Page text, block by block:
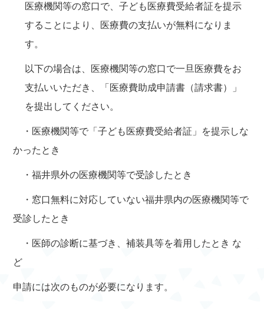
医療機関等の窓口で、子ども医療費受給者証を提示
することにより、医療費の支払いが無料になりま
す。
以下の場合は、医療機関等の窓口で一旦医療費をお
支払いいただき、「医療費助成申請書（請求書）」
を提出してください。
・医療機関等で「子ども医療費受給者証」を提示しな
かったとき
・福井県外の医療機関等で受診したとき
・窓口無料に対応していない福井県内の医療機関等で
受診したとき
・医師の診断に基づき、補装具等を着用したとき な
ど
申請には次のものが必要になります。